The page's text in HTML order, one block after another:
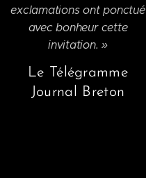
exclamations ont ponctué
avec bonheur cette
invitation. »
Le Télégramme
Journal Breton